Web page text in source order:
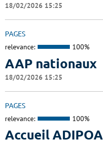
18/02/2026 15:25
PAGES
relevance: 100%
AAP nationaux
18/02/2026 15:25
PAGES
relevance: 100%
Accueil ADIPOA